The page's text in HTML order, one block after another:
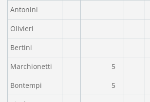
Antonini
Olivieri
Bertini
Marchionetti 5
Bontempi 5